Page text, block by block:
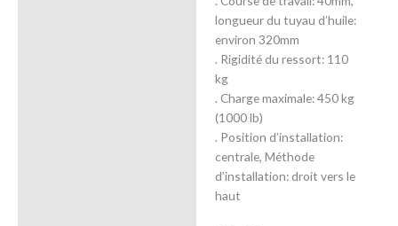
longueur du tuyau d’huile:
environ 320mm
. Rigidité du ressort: 110
kg
. Charge maximale: 450 kg
(1000 lb)
. Position d’installation:
centrale, Méthode
d’installation: droit vers le
haut